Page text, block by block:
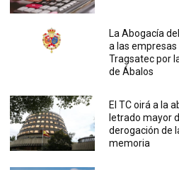
La Abogacía
a las empresas
Tragsatec por
de Ábalos
El TC oirá a la
letrado mayor
derogación de
memoria